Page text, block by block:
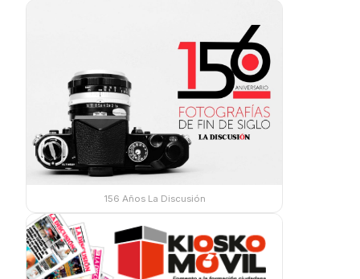
156 Años La Discusión